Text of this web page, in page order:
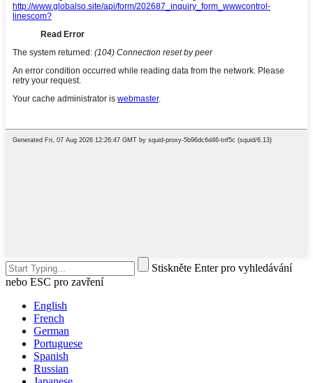
Stiskněte Enter pro vyhledávání
nebo ESC pro zavření
English
French
German
Portuguese
Spanish
Russian